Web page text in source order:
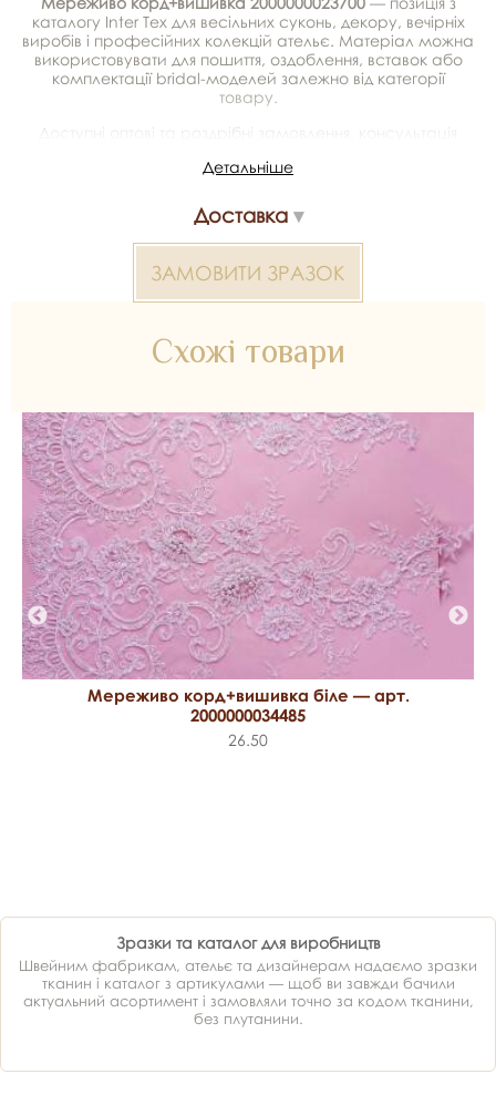
каталогу Inter Tex для весільних суконь, декору, вечірніх
виробів і професійних колекцій ательє. Матеріал можна
використовувати для пошиття, оздоблення, вставок або
комплектації bridal-моделей залежно від категорії
товару.
Доступні оптові та роздрібні замовлення, консультація
Артикул/SKU: 1781sku.
Мереживо корд+вишивка 2000000023700 — матеріал для
Детальніше
Доставка
ЗАМОВИТИ ЗРАЗОК
Схожі товари
Мереживо корд+вишивка біле — арт.
2000000034485
26.50
Зразки та каталог для виробництв
Швейним фабрикам, ательє та дизайнерам надаємо зразки
тканин і каталог з артикулами — щоб ви завжди бачили
актуальний асортимент і замовляли точно за кодом тканини,
без плутанини.